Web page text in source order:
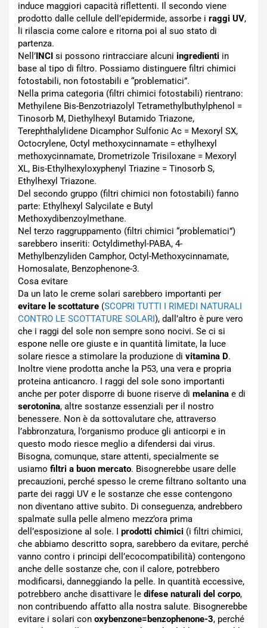
induce maggiori capacità riflettenti. Il secondo viene
prodotto dalle cellule dell’epidermide, assorbe i raggi UV,
li rilascia come calore e ritorna poi al suo stato di
partenza.
Nell’INCI si possono rintracciare alcuni ingredienti in
base al tipo di filtro. Possiamo distinguere filtri chimici
fotostabili, non fotostabili e “problematici”.
Nella prima categoria (filtri chimici fotostabili) rientrano:
Methyilene Bis-Benzotriazolyl Tetramethylbuthylphenol =
Tinosorb M, Diethylhexyl Butamido Triazone,
Terephthalylidene Dicamphor Sulfonic Ac = Mexoryl SX,
Octocrylene, Octyl methoxycinnamate = ethylhexyl
methoxycinnamate, Drometrizole Trisiloxane = Mexoryl
XL, Bis-Ethylhexyloxyphenyl Triazine = Tinosorb S,
Ethylhexyl Triazone.
Del secondo gruppo (filtri chimici non fotostabili) fanno
parte: Ethylhexyl Salycilate e Butyl
Methoxydibenzoylmethane.
Nel terzo raggruppamento (filtri chimici “problematici”)
sarebbero inseriti: Octyldimethyl-PABA, 4-
Methylbenzyliden Camphor, Octyl-Methoxycinnamate,
Homosalate, Benzophenone-3.
Cosa evitare
Da un lato le creme solari sarebbero importanti per
evitare le scottature (SCOPRI TUTTI I RIMEDI NATURALI
CONTRO LE SCOTTATURE SOLARI), dall’altro è pure vero
che i raggi del sole non sempre sono nocivi. Se ci si
espone nelle ore giuste e in quantità limitate, la luce
solare riesce a stimolare la produzione di vitamina D.
Inoltre viene prodotta anche la P53, una vera e propria
proteina anticancro. I raggi del sole sono importanti
anche per poter disporre di buone riserve di melanina e di
serotonina, altre sostanze essenziali per il nostro
benessere. Non è da sottovalutare che, attraverso
l’abbronzatura, l’organismo produce gli anticorpi e in
questo modo riesce meglio a difendersi dai virus.
Bisogna, comunque, stare attenti, specialmente se
usiamo filtri a buon mercato. Bisognerebbe usare delle
precauzioni, perché spesso le creme filtrano soltanto una
parte dei raggi UV e le sostanze che esse contengono
non diventano attive subito. Di conseguenza, andrebbero
spalmate sulla pelle almeno mezz’ora prima
dell’esposizione al sole. I prodotti chimici (i filtri chimici,
che abbiamo descritto sopra, sarebbero da evitare, perché
vanno contro i principi dell’ecocompatibilità) contengono
anche delle sostanze che, con il calore, potrebbero
modificarsi, danneggiando la pelle. In quantità eccessive,
potrebbero anche disattivare le difese naturali del corpo,
non contribuendo affatto alla nostra salute. Bisognerebbe
evitare i solari con oxybenzone=benzophenone-3, perché